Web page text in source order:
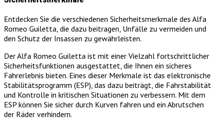
Entdecken Sie die verschiedenen Sicherheitsmerkmale des Alfa
Romeo Guiletta, die dazu beitragen, Unfälle zu vermeiden und
den Schutz der Insassen zu gewährleisten.
Der Alfa Romeo Guiletta ist mit einer Vielzahl fortschrittlicher
Sicherheitsfunktionen ausgestattet, die Ihnen ein sicheres
Fahrerlebnis bieten. Eines dieser Merkmale ist das elektronische
Stabilitätsprogramm (ESP), das dazu beiträgt, die Fahrstabilität
und Kontrolle in kritischen Situationen zu verbessern. Mit dem
ESP können Sie sicher durch Kurven fahren und ein Abrutschen
der Räder verhindern.